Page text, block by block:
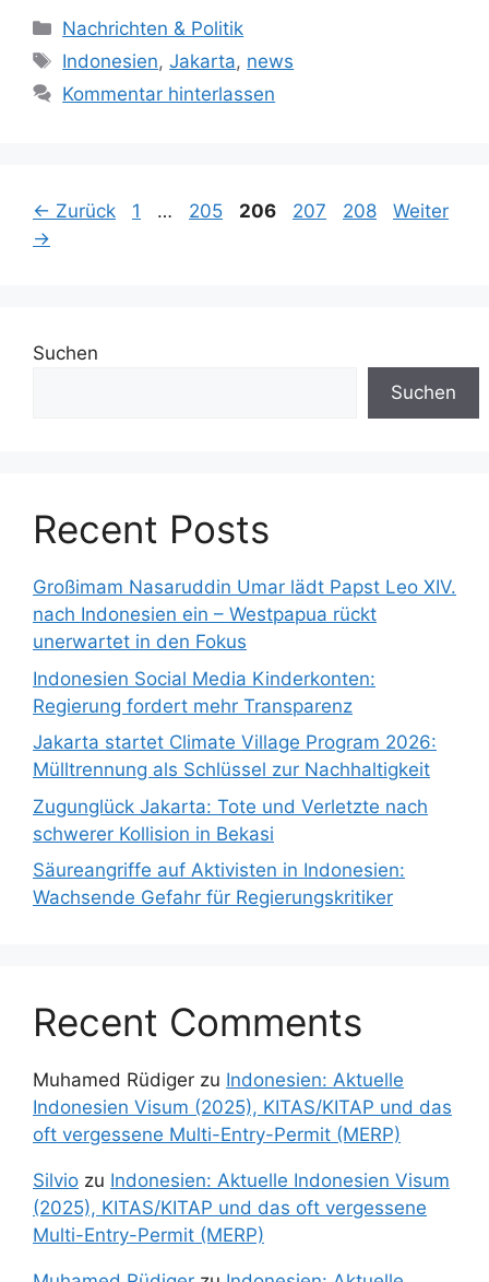
Kategorien
Nachrichten & Politik
Schlagwörter
Indonesien,Jakarta, news
Kommentar hinterlassen
← Zurück Seite
1 … Seite
205 Seite
206 Seite
207 Seite
208
Weiter
→
Suchen
Suchen
Recent Posts
Großimam Nasaruddin Umar lädt Papst Leo XIV.
nach Indonesien ein – Westpapua rückt
unerwartet in den Fokus
Indonesien Social Media Kinderkonten:
Regierung fordert mehr Transparenz
Jakarta startet Climate Village Program 2026:
Mülltrennung als Schlüssel zur Nachhaltigkeit
Zugunglück Jakarta: Tote und Verletzte nach
schwerer Kollision in Bekasi
Säureangriffe auf Aktivisten in Indonesien:
Wachsende Gefahr für Regierungskritiker
Recent Comments
Muhamed Rüdiger zu Indonesien: Aktuelle
Indonesien Visum (2025), KITAS/KITAP und das
oft vergessene Multi-Entry-Permit (MERP)
Silvio zu Indonesien: Aktuelle Indonesien Visum
(2025), KITAS/KITAP und das oft vergessene
Multi-Entry-Permit (MERP)